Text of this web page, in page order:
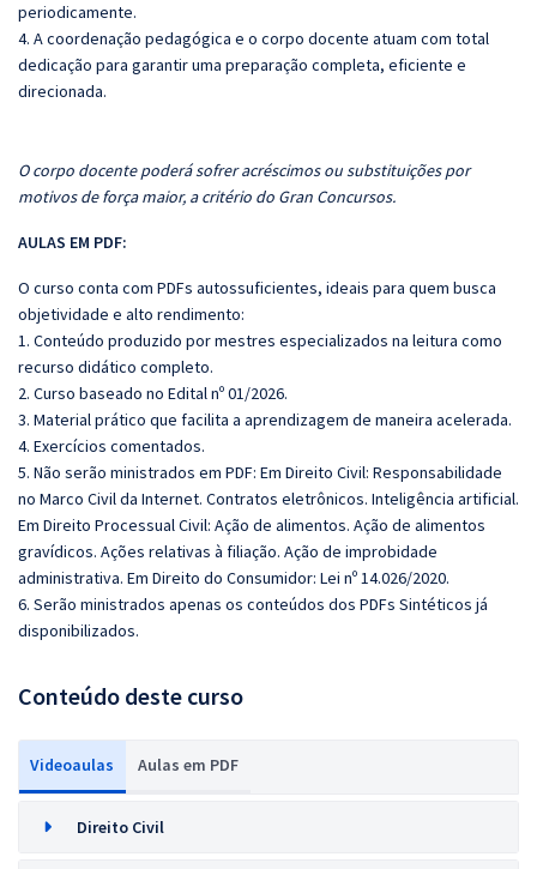
periodicamente.
4. A coordenação pedagógica e o corpo docente atuam com total
dedicação para garantir uma preparação completa, eficiente e
direcionada.
O corpo docente poderá sofrer acréscimos ou substituições por
motivos de força maior, a critério do Gran Concursos.
AULAS EM PDF:
O curso conta com PDFs autossuficientes, ideais para quem busca
objetividade e alto rendimento:
1. Conteúdo produzido por mestres especializados na leitura como
recurso didático completo.
2. Curso baseado no Edital nº 01/2026.
3. Material prático que facilita a aprendizagem de maneira acelerada.
4. Exercícios comentados.
5. Não serão ministrados em PDF: Em Direito Civil: Responsabilidade
no Marco Civil da Internet. Contratos eletrônicos. Inteligência artificial.
Em Direito Processual Civil: Ação de alimentos. Ação de alimentos
gravídicos. Ações relativas à filiação. Ação de improbidade
administrativa. Em Direito do Consumidor: Lei nº 14.026/2020.
6. Serão ministrados apenas os conteúdos dos PDFs Sintéticos já
disponibilizados.
Conteúdo deste curso
Videoaulas Aulas em PDF
Direito Civil